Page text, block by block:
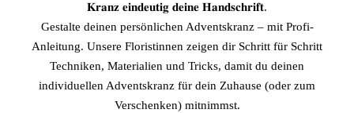
𝐊𝐫𝐚𝐧𝐳 𝐞𝐢𝐧𝐝𝐞𝐮𝐭𝐢𝐠 𝐝𝐞𝐢𝐧𝐞 𝐇𝐚𝐧𝐝𝐬𝐜𝐡𝐫𝐢𝐟𝐭.
Gestalte deinen persönlichen Adventskranz – mit Profi-
Anleitung. Unsere Floristinnen zeigen dir Schritt für Schritt
Techniken, Materialien und Tricks, damit du deinen
individuellen Adventskranz für dein Zuhause (oder zum
Verschenken) mitnimmst.